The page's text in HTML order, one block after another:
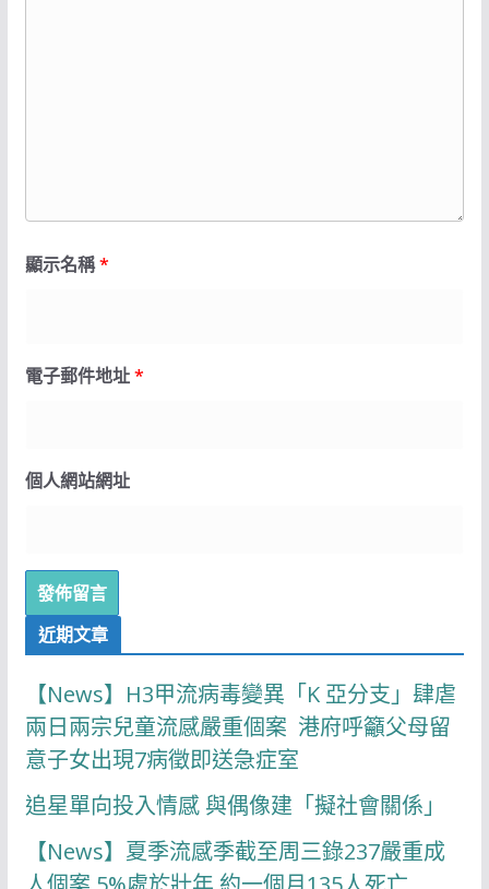
顯示名稱*
電子郵件地址*
個人網站網址
近期文章
【News】H3甲流病毒變異「K 亞分支」肆虐
兩日兩宗兒童流感嚴重個案 港府呼籲父母留
意子女出現7病徵即送急症室
追星單向投入情感 與偶像建「擬社會關係」
【News】夏季流感季截至周三錄237嚴重成